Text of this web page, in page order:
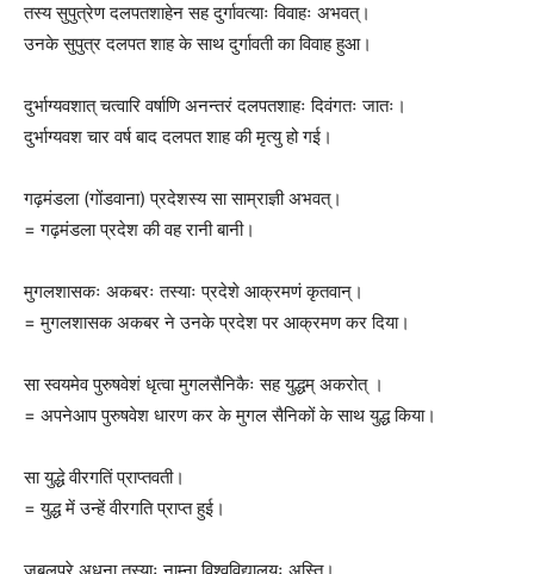
तस्य सुपुत्रेण दलपतशाहेन सह दुर्गावत्याः विवाहः अभवत्।
उनके सुपुत्र दलपत शाह के साथ दुर्गावती का विवाह हुआ।
दुर्भाग्यवशात् चत्वारि वर्षाणि अनन्तरं दलपतशाहः दिवंगतः जातः।
दुर्भाग्यवश चार वर्ष बाद दलपत शाह की मृत्यु हो गई।
गढ़मंडला (गोंडवाना) प्रदेशस्य सा साम्राज्ञी अभवत्।
= गढ़मंडला प्रदेश की वह रानी बानी।
मुगलशासकः अकबरः तस्याः प्रदेशे आक्रमणं कृतवान्।
= मुगलशासक अकबर ने उनके प्रदेश पर आक्रमण कर दिया।
सा स्वयमेव पुरुषवेशं धृत्वा मुगलसैनिकैः सह युद्धम् अकरोत् ।
= अपनेआप पुरुषवेश धारण कर के मुगल सैनिकों के साथ युद्ध किया।
सा युद्धे वीरगतिं प्राप्तवती।
= युद्ध में उन्हें वीरगति प्राप्त हुई।